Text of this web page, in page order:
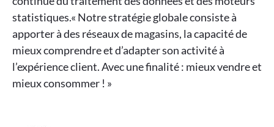
statistiques.« Notre stratégie globale consiste à
apporter à des réseaux de magasins, la capacité de
mieux comprendre et d’adapter son activité à
l’expérience client. Avec une finalité : mieux vendre et
mieux consommer ! »